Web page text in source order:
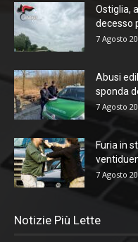
Ostiglia,
decesso
7 Agosto
Abusi
sponda
7 Agosto
Furia in
7 Agosto
Notizie Più Lette